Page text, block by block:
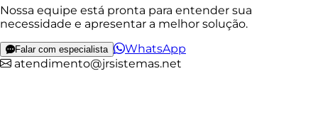
Nossa equipe está pronta para entender sua
necessidade e apresentar a melhor solução.
Falar com especialista
WhatsApp
atendimento@jrsistemas.net